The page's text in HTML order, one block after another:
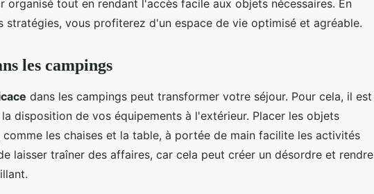
organisé tout en rendant l'accès facile aux objets nécessaires. En
vous profiterez d'un espace de vie optimisé et agréable.
les campings
dans les campings peut transformer votre séjour. Pour cela, il est
disposition de vos équipements à l'extérieur. Placer les objets
les chaises et la table, à portée de main facilite les activités
laisser traîner des affaires, car cela peut créer un désordre et rendre